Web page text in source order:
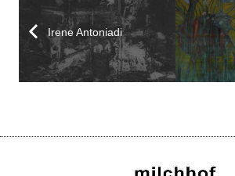
Irene Antoniadi